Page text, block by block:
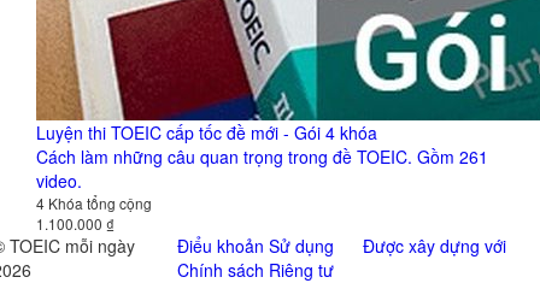
Luyện thi TOEIC cấp tốc đề mới - Gói 4 khóa
Cách làm những câu quan trọng trong đề TOEIC. Gồm 261
video.
4 Khóa tổng cộng
1.100.000 ₫
TOEIC mỗi ngày
Điểu khoản Sử dụng
Chính sách Riêng tư
Được xây dựng với